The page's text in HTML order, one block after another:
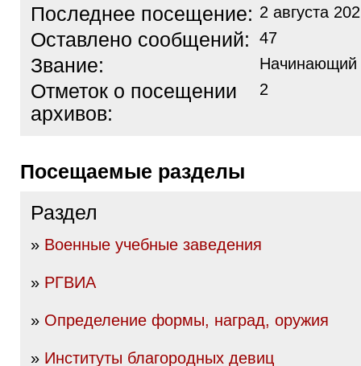
Последнее посещение: 2 августа
Оставлено сообщений: 47
Звание: Начинающий
Отметок о посещении
архивов:
2
Посещаемые разделы
Раздел
» Военные учебные заведения
» РГВИА
» Определение формы, наград, оружия
» Институты благородных девиц